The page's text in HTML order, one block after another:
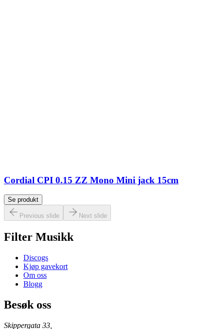
Cordial CPI 0.15 ZZ Mono Mini jack 15cm
Se produkt
Previous slide Next slide
Filter Musikk
Discogs
Kjøp gavekort
Om oss
Blogg
Besøk oss
Skippergata 33,